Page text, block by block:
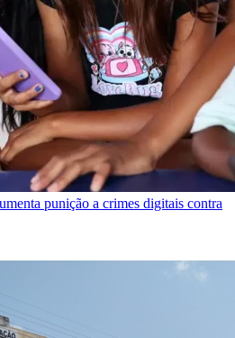
punição a crimes digitais contra